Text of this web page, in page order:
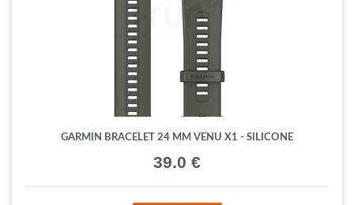
GARMIN BRACELET 24 MM VENU X1 - SILICONE
39.0 €